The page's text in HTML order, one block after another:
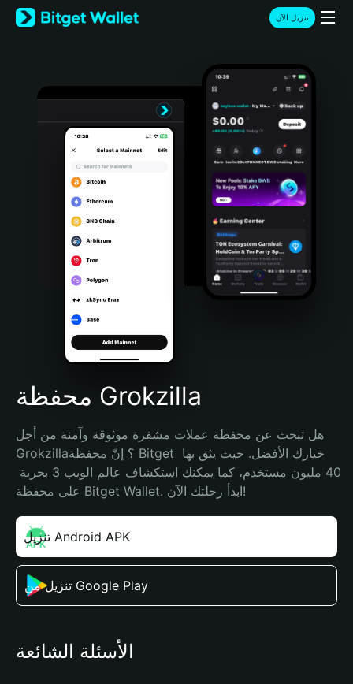
English
日本語
Türkçe
Português (Portugal)
Bahasa Indonesia
Português (Brasil)
Español (Argentina)
تنزيل الآن
محفظة Grokzilla
هل تبحث عن محفظة عملات مشفرة موثوقة وآمنة من أجل
Grokzilla؟ إنّ محفظة Bitget خيارك الأفضل. حيث يثق بها
على محفظة Bitget Wallet. ابدأ رحلتك الآن!
تنزيل Android APK
تنزيل من Google Play
الأسئلة الشائعة